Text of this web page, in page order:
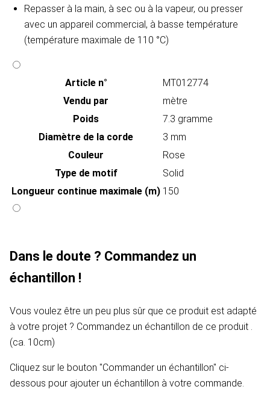
Repasser à la main, à sec ou à la vapeur, ou presser
avec un appareil commercial, à basse température
(température maximale de 110 °C)
Article n°
MT012774
Vendu par
mètre
Poids
7.3 gramme
Diamètre de la corde
3 mm
Couleur
Rose
Type de motif
Solid
Longueur continue maximale (m) 150
Dans le doute ? Commandez un
échantillon !
Vous voulez être un peu plus sûr que ce produit est adapté
à votre projet ? Commandez un échantillon de ce produit .
(ca. 10cm)
Cliquez sur le bouton "Commander un échantillon" ci-
dessous pour ajouter un échantillon à votre commande.